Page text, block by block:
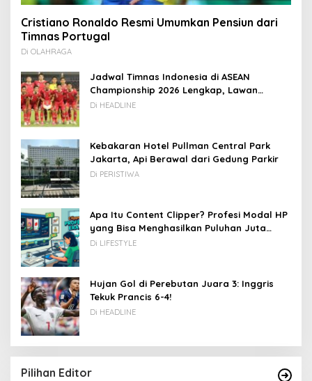
Cristiano Ronaldo Resmi Umumkan Pensiun dari
Timnas Portugal
Di OLAHRAGA
Jadwal Timnas Indonesia di ASEAN
Championship 2026 Lengkap, Lawan
Kamboja hingga Vietnam
Di HEADLINE
Kebakaran Hotel Pullman Central Park
Jakarta, Api Berawal dari Gedung Parkir
Di PERISTIWA
Apa Itu Content Clipper? Profesi Modal HP
yang Bisa Menghasilkan Puluhan Juta
Rupiah
Di LIFESTYLE
Hujan Gol di Perebutan Juara 3: Inggris
Tekuk Prancis 6-4!
Di HEADLINE
Pilihan Editor